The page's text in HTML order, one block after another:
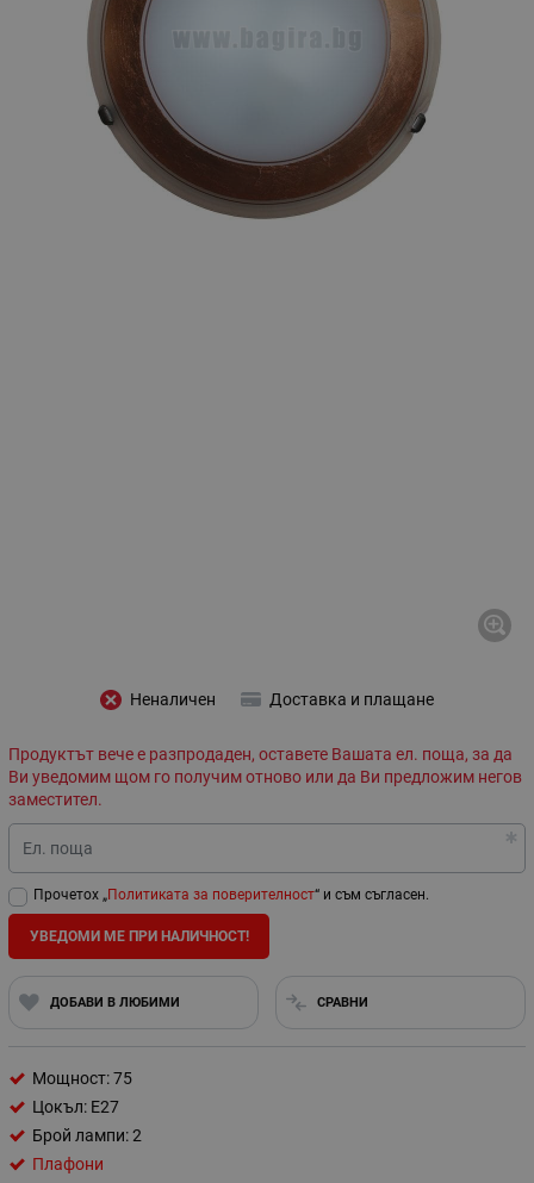
Неналичен Доставка и плащане
Продуктът вече е разпродаден, оставете Вашата ел. поща, за да
Ви уведомим щом го получим отново или да Ви предложим негов
заместител.
Ел. поща
Прочетох „Политиката за поверителност“ и съм съгласен.
УВЕДОМИ МЕ ПРИ НАЛИЧНОСТ!
ДОБАВИ В ЛЮБИМИ СРАВНИ
Мощност: 75
Цокъл: E27
Брой лампи: 2
Плафони